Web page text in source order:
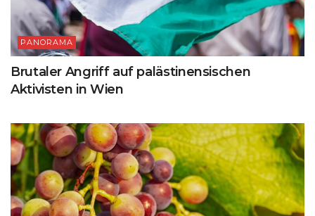
PANORAMA
Brutaler Angriff auf palästinensischen
Aktivisten in Wien